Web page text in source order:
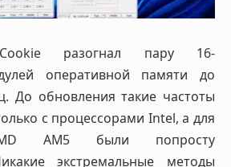
разогнал пару 16-
оперативной памяти до
До обновления такие частоты
с процессорами Intel, а для
AM5 были попросту
экстремальные методы